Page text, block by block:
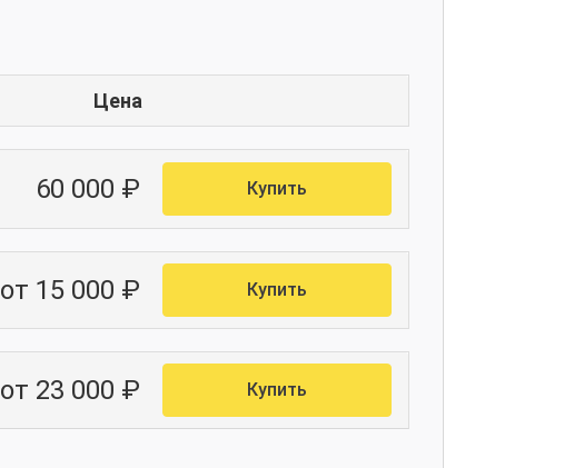
Цена
60 000 ₽ Купить
от 15 000 ₽ Купить
от 23 000 ₽ Купить